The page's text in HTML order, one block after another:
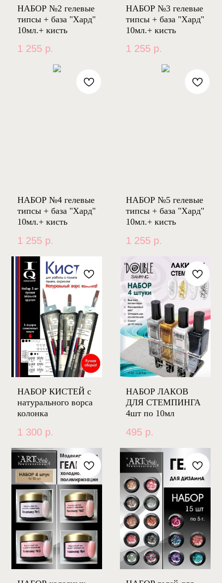
НАБОР №2 гелевые
типсы + база "Хард"
10мл.+ кисть
1 255 р.
НАБОР №3 гелевые
типсы + база "Хард"
10мл.+ кисть
1 255 р.
НАБОР №4 гелевые
типсы + база "Хард"
10мл.+ кисть
1 255 р.
НАБОР №5 гелевые
типсы + база "Хард"
10мл.+ кисть
1 255 р.
НАБОР КИСТЕЙ с
натурального ворса
колонка
1 300 р.
НАБОР ЛАКОВ
ДЛЯ СТЕМПИНГА
4шт по 10мл
495 р.